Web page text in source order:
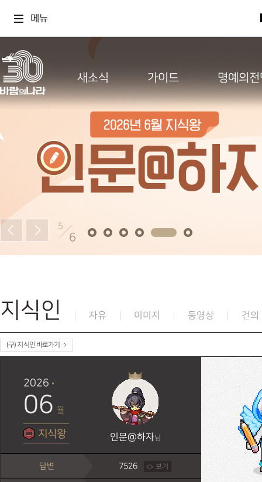
메뉴
새소식 가이드 명예의
5
6
지식인 자유 이미지 동영상 건의
(구) 지식인 바로가기
2026
06 월
지식왕 인문@하자님
답변 7526 보기